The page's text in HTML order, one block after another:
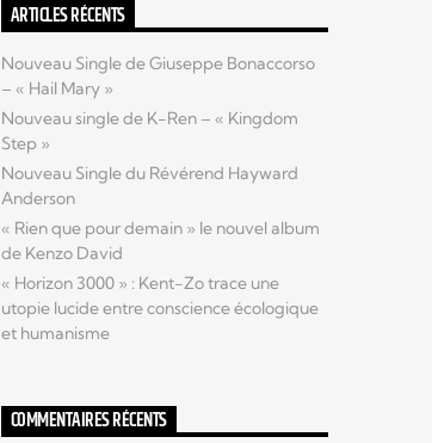
ARTICLES RÉCENTS
Nouveau Single de Giuseppe Bonaccorso
– « Hail Mary »
Nouveau single de K-Ren – « Kingdom
Step »
Nouveau Single du Révérend Hayward
Anderson
« Rien que pour demain » le nouvel album
de Kenzo David
« Horizon 3000 » : Kent-Zo trace une
utopie lucide entre conscience écologique
et humanisme
COMMENTAIRES RÉCENTS